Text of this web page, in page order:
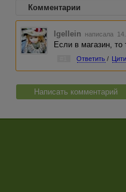
Комментарии
Igellein написала
Если в магазин, то
Ответить /
Написать комментарий